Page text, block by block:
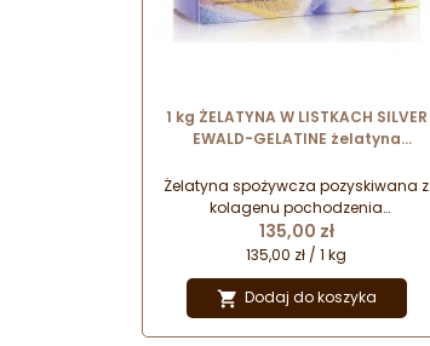
1 kg ŻELATYNA W LISTKACH SILVER
EWALD-GELATINE żelatyna
Żelatyna spożywcza pozyskiwana z
kolagenu pochodzenia
wieprzowego w formie listków.
Cena
135,00 zł
135,00 zł / 1 kg
 Dodaj do koszyka